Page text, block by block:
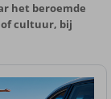
het beroemde
cultuur, bij